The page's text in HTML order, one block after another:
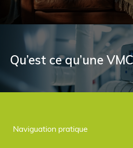
Qu’est ce qu’une
Naviguation pratique